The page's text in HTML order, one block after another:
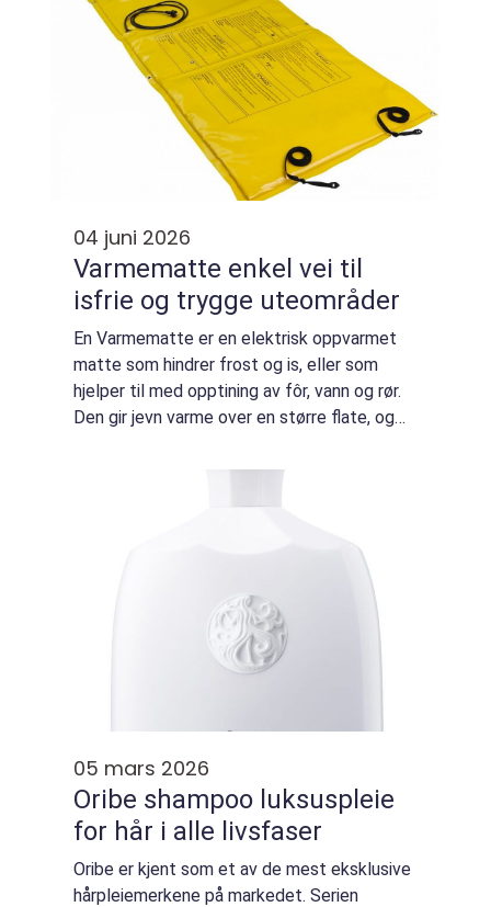
04 juni 2026
Varmematte enkel vei til
isfrie og trygge uteområder
En Varmematte er en elektrisk oppvarmet
matte som hindrer frost og is, eller som
hjelper til med opptining av fôr, vann og rør.
Den gir jevn varme over en større flate, og
og på byggeplass. Mange velger ...
05 mars 2026
Oribe shampoo luksuspleie
for hår i alle livsfaser
Oribe er kjent som et av de mest eksklusive
hårpleiemerkene på markedet. Serien